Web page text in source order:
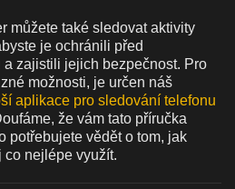
můžete také sledovat aktivity
je ochránili před
zajistili jejich bezpečnost. Pro
možnosti, je určen náš
aplikace pro sledování telefonu
že vám tato příručka
potřebujete vědět o tom, jak
co nejlépe využít.